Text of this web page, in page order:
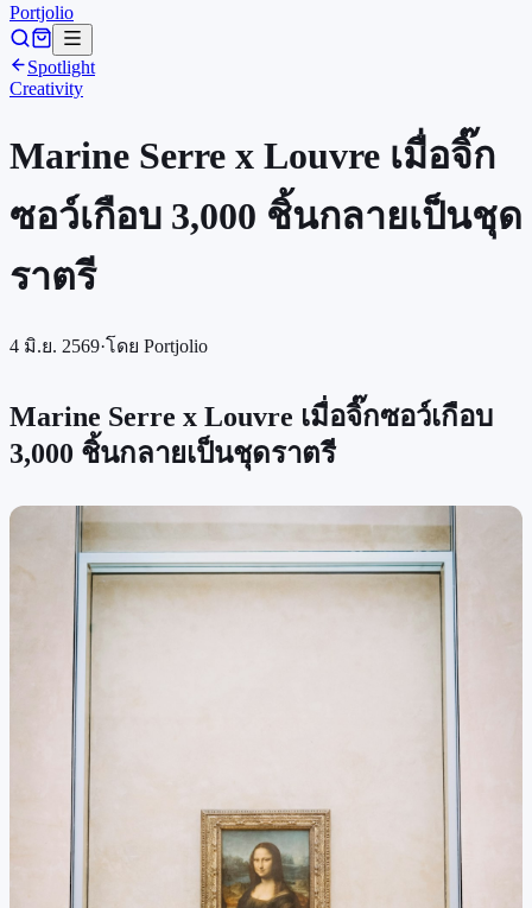
Portjolio
Spotlight
Creativity
Marine Serre x Louvre เมื่อจิ๊ก
ซอว์เกือบ 3,000 ชิ้นกลายเป็นชุด
ราตรี
4 มิ.ย. 2569·โดย Portjolio
Marine Serre x Louvre เมื่อจิ๊กซอว์เกือบ
3,000 ชิ้นกลายเป็นชุดราตรี